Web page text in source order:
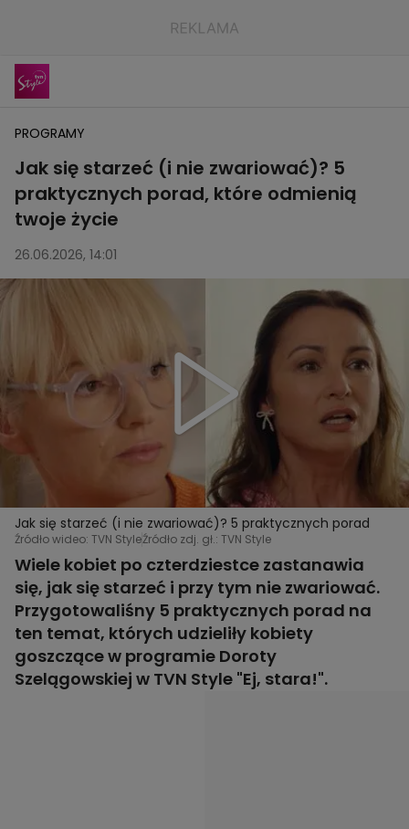
PROGRAMY
Jak się starzeć (i nie zwariować)? 5
praktycznych porad, które odmienią
twoje życie
26.06.2026, 14:01
Jak się starzeć (i nie zwariować)? 5 praktycznych porad
Źródło wideo: TVN StyleŹródło zdj. gł.: TVN Style
Wiele kobiet po czterdziestce zastanawia
się, jak się starzeć i przy tym nie zwariować.
Przygotowaliśny 5 praktycznych porad na
ten temat, których udzieliły kobiety
goszczące w programie Doroty
Szelągowskiej w TVN Style "Ej, stara!".